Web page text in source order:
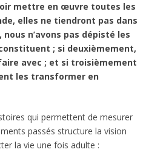
mettre en œuvre toutes les
elles ne tiendront pas dans
n’avons pas dépisté les
; si deuxièmement,
avec ; et si troisièmement
les transformer en
qui permettent de mesurer
passés structure la vision
la vie une fois adulte :